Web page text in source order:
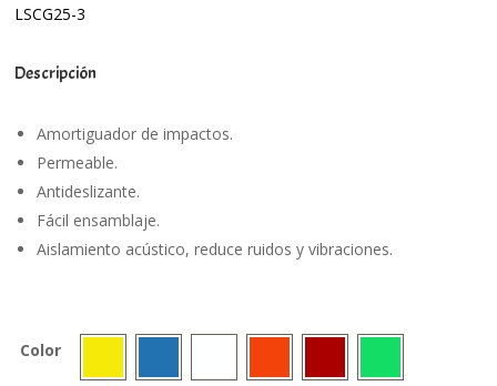
LSCG25-3
Descripción
Amortiguador de impactos.
Permeable.
Antideslizante.
Fácil ensamblaje.
Aislamiento acústico, reduce ruidos y vibraciones.
Color